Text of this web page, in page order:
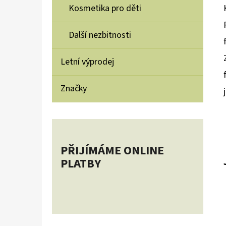
Kosmetika pro děti
Další nezbitnosti
Letní výprodej
Značky
PŘIJÍMÁME ONLINE
PLATBY